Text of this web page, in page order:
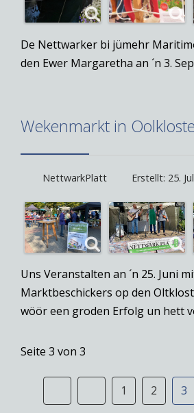
De Nettwarker bi jümehr
den Ewer Margaretha an ´n 3.
Wekenmarkt in
NettwarkPlatt Erstellt: 25.
Uns Veranstalten an ´n 25. Juni
Marktbeschickers op den
wöör een groden Erfolg un hett
Seite 3 von 3
1 2 3